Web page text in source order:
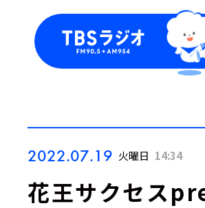
2022.07.19 火曜日 14:34
花王サクセス